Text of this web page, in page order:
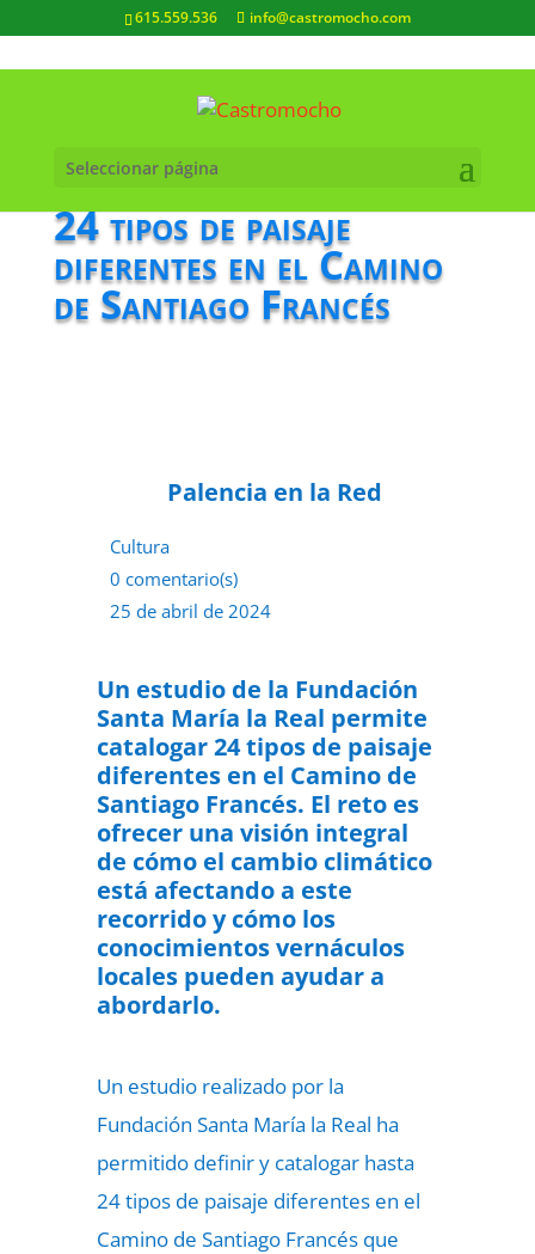
615.559.536 info@castromocho.com
Seleccionar página
24 tipos de paisaje
diferentes en el Camino
de Santiago Francés
Palencia en la Red
Cultura
0 comentario(s)
25 de abril de 2024
Un estudio de la Fundación
Santa María la Real permite
catalogar 24 tipos de paisaje
diferentes en el Camino de
Santiago Francés. El reto es
ofrecer una visión integral
de cómo el cambio climático
está afectando a este
recorrido y cómo los
conocimientos vernáculos
locales pueden ayudar a
abordarlo.
Un estudio realizado por la
Fundación Santa María la Real ha
permitido definir y catalogar hasta
24 tipos de paisaje diferentes en el
Camino de Santiago Francés que